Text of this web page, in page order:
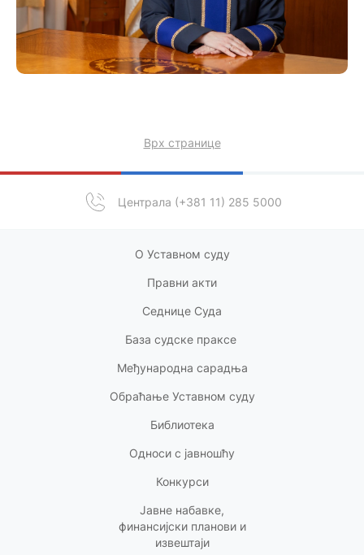
Централа (+381 11) 285 5000
Врх странице
О Уставном суду
Правни акти
Седнице Суда
База судске праксе
Међународна сарадња
Обраћање Уставном суду
Библиотека
Односи с јавношћу
Конкурси
Јавне набавке,
финансијски планови и
извештаји